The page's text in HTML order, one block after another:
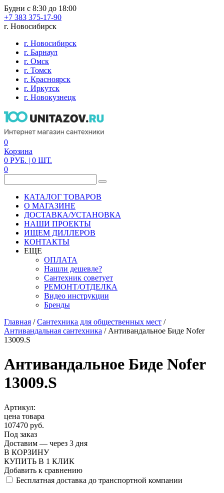
Будни с 8:30 до 18:00
+7 383 375-17-90
г. Новосибирск
г. Новосибирск
г. Барнаул
г. Омск
г. Томск
г. Красноярск
г. Иркутск
г. Новокузнецк
0
Корзина
0 РУБ. | 0 ШТ.
0
КАТАЛОГ ТОВАРОВ
О МАГАЗИНЕ
ДОСТАВКА/УСТАНОВКА
НАШИ ПРОЕКТЫ
ИЩЕМ ДИЛЛЕРОВ
КОНТАКТЫ
ЕЩЕ
ОПЛАТА
Нашли дешевле?
Сантехник советует
РЕМОНТ/ОТДЕЛКА
Видео инструкции
Бренды
Главная /Сантехника для общественных мест /
Антивандальная сантехника / Антивандальное Биде Nofer
13009.S
Антивандальное Биде Nofer
13009.S
Артикул:
цена товара
107470 руб.
Под заказ
Доставим — через 3 дня
В КОРЗИНУ
КУПИТЬ В 1 КЛИК
Добавить к сравнению
Бесплатная доставка до транспортной компании